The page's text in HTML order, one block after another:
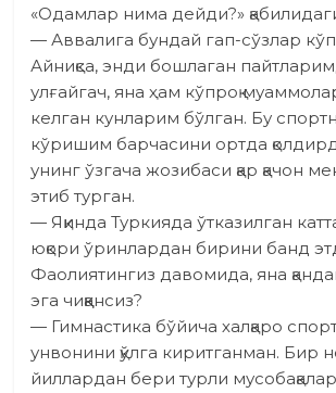
«Одамлар нима дейди?»
— Аввалига бундай гап-сўзлар
Айниқса, энди бошлаган
улғайгач, яна ҳам кўпроқ
келган кунларим бўлган. Бу
кўришим барчасини ортда
унинг ўзгача жозибаси қар қачон
этиб турган.
— Яқинда Туркияда ўтказил­ган
юқори ўринлардан бирини банд
Фаолиятингиз давомида, яна
эга чиққансиз?
— Гимнастика бўйича халқаро
унвонини қўлга киритганман. Бир
йиллардан бери турли